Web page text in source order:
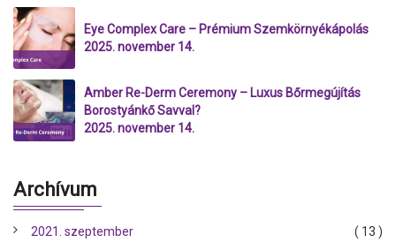
Eye Complex Care – Prémium Szemkörnyékápolás
2025. november 14.
Amber Re-Derm Ceremony – Luxus Bőrmegújítás
Borostyánkő Savval?
2025. november 14.
Archívum
2021. szeptember
( 13 )